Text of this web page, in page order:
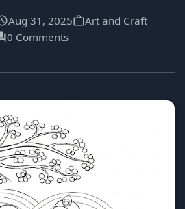
Aug 31, 2025
Art and Craft
0 Comments